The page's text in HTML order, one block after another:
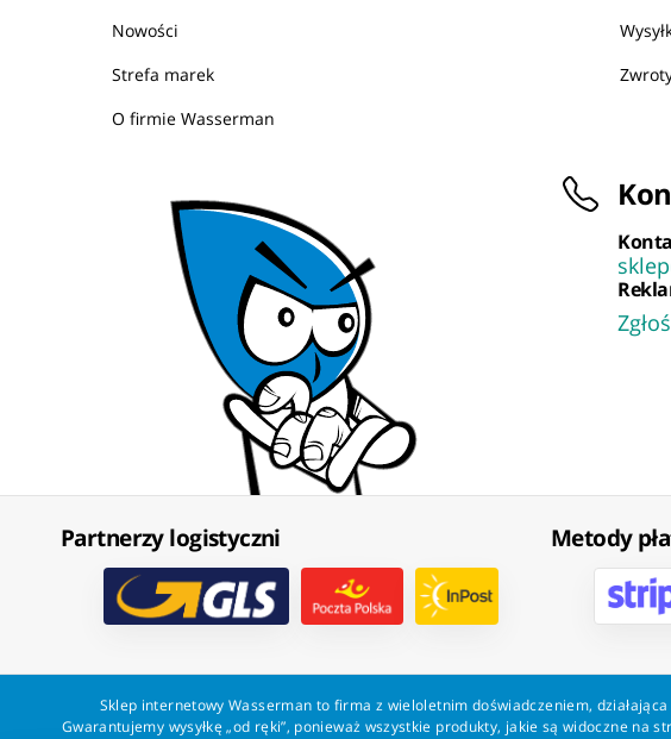
Nowości
Strefa marek
O firmie Wasserman
Partnerzy logistyczni Metody
Sklep internetowy Wasserman to firma z wieloletnim doświadczeniem,
Gwarantujemy wysyłkę „od ręki”, ponieważ wszystkie produkty, jakie są widoczne